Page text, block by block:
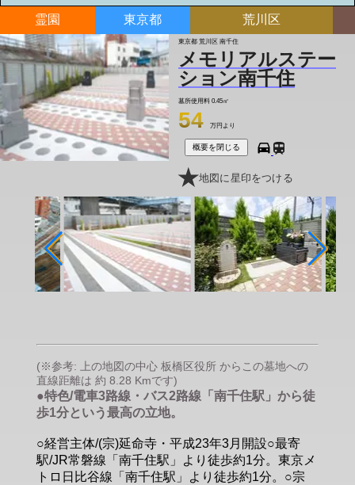
霊園 東京都 荒川区
東京都 荒川区 南千住
メモリアルステー
ション南千住
墓所使用料 0.45㎡
54 万円より
概要を閉じる
地図に星印をつける
(※参考: 上の地図の中心 板橋区役所 からこの墓地への
直線距離は 約 8.28 Kmです)
●特色/電車3路線・バス2路線「南千住駅」から徒
歩1分という最高の立地。
○経営主体/(宗)延命寺・平成23年3月開設○最寄
駅/JR常磐線「南千住駅」より徒歩約1分。東京メ
トロ日比谷線「南千住駅」より徒歩約1分。○宗